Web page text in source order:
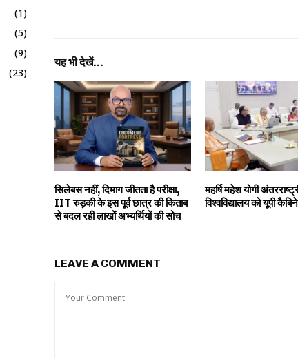
यह भी देखें...
सिलेबस नहीं, दिमाग जीतता है परीक्षा,
IIT रुड़की के इस पूर्व छात्र की किताब
से बदल रही लाखों अभ्यर्थियों की सोच
महर्षि महेश योगी
विश्वविद्यालय को यूपी
LEAVE A COMMENT
(1)
(5)
(9)
(23)